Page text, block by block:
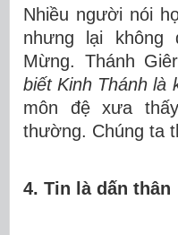
Nhiều người nói
nhưng lại không
Mừng. Thánh
biết Kinh Thánh là
môn đệ xưa
thường. Chúng ta
4. Tin là dấn thân